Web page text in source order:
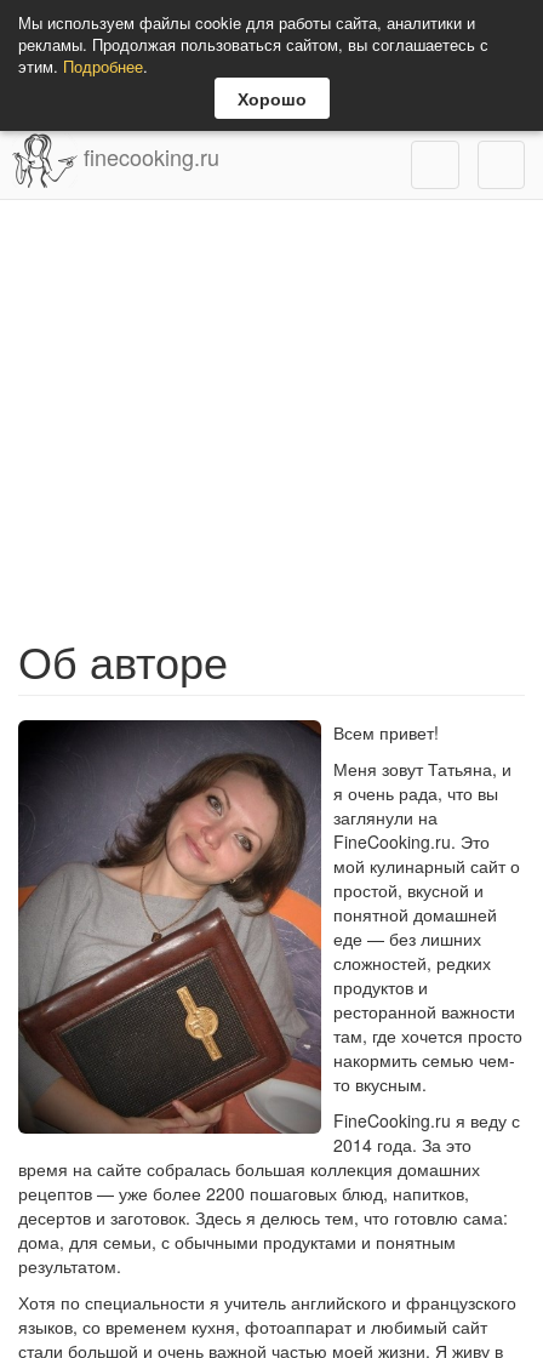
Мы используем файлы cookie для работы сайта, аналитики и
рекламы. Продолжая пользоваться сайтом, вы соглашаетесь с
этим. Подробнее.
Хорошо
finecooking.ru
Об авторе
Всем привет!
Меня зовут Татьяна, и
я очень рада, что вы
заглянули на
FineCooking.ru. Это
мой кулинарный сайт о
простой, вкусной и
понятной домашней
еде — без лишних
сложностей, редких
продуктов и
ресторанной важности
там, где хочется просто
накормить семью чем-
то вкусным.
FineCooking.ru я веду с
2014 года. За это
время на сайте собралась большая коллекция домашних
рецептов — уже более 2200 пошаговых блюд, напитков,
десертов и заготовок. Здесь я делюсь тем, что готовлю сама:
дома, для семьи, с обычными продуктами и понятным
результатом.
Хотя по специальности я учитель английского и французского
языков, со временем кухня, фотоаппарат и любимый сайт
стали большой и очень важной частью моей жизни. Я живу в